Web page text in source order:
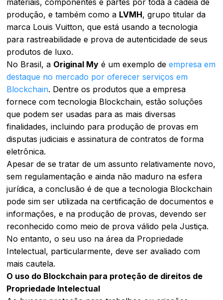
produção, e também como a LVMH, grupo titular da
marca Louis Vuitton, que está usando a tecnologia
para rastreabilidade e prova de autenticidade de seus
produtos de luxo.
No Brasil, a Original Myé um exemplo de empresa em
destaque no mercado por oferecer serviços em
Blockchain. Dentre os produtos que a empresa
fornece com tecnologia Blockchain, estão soluções
que podem ser usadas para as mais diversas
finalidades, incluindo para produção de provas em
disputas judiciais e assinatura de contratos de forma
eletrônica.
Apesar de se tratar de um assunto relativamente novo,
sem regulamentação e ainda não maduro na esfera
jurídica, a conclusão é de que a tecnologia Blockchain
pode sim ser utilizada na certificação de documentos e
informações, e na produção de provas, devendo ser
reconhecido como meio de prova válido pela Justiça.
No entanto, o seu uso na área da Propriedade
Intelectual, particularmente, deve ser avaliado com
mais cautela.
O uso do Blockchain para proteção de direitos de
Propriedade Intelectual